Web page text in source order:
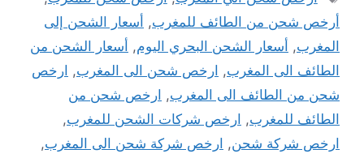
أرخص شحن من الطائف للمغرب, أسعار الشحن إلى
المغرب, أسعار الشحن البحري اليوم, أسعار الشحن من
الطائف الى المغرب, ارخص شحن الى المغرب, ارخص
شحن من الطائف الى المغرب, ارخص شحن من
الطائف للمغرب, ارخص شركات الشحن للمغرب,
ارخص شركة شحن, ارخص شركة شحن الى المغرب,